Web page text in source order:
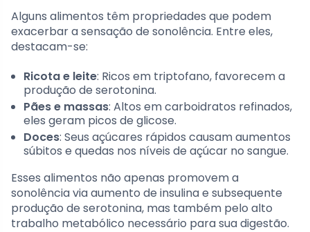
Alguns alimentos têm propriedades que podem
exacerbar a sensação de sonolência. Entre eles,
destacam-se:
Ricota e leite: Ricos em triptofano, favorecem a
produção de serotonina.
Pães e massas: Altos em carboidratos refinados,
eles geram picos de glicose.
Doces: Seus açúcares rápidos causam aumentos
súbitos e quedas nos níveis de açúcar no sangue.
Esses alimentos não apenas promovem a
sonolência via aumento de insulina e subsequente
produção de serotonina, mas também pelo alto
trabalho metabólico necessário para sua digestão.